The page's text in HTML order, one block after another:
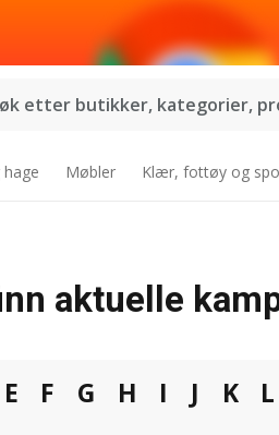
etter butikker, kategorier,
Møbler Klær, fottøy og
aktuelle
E F G H I J K L